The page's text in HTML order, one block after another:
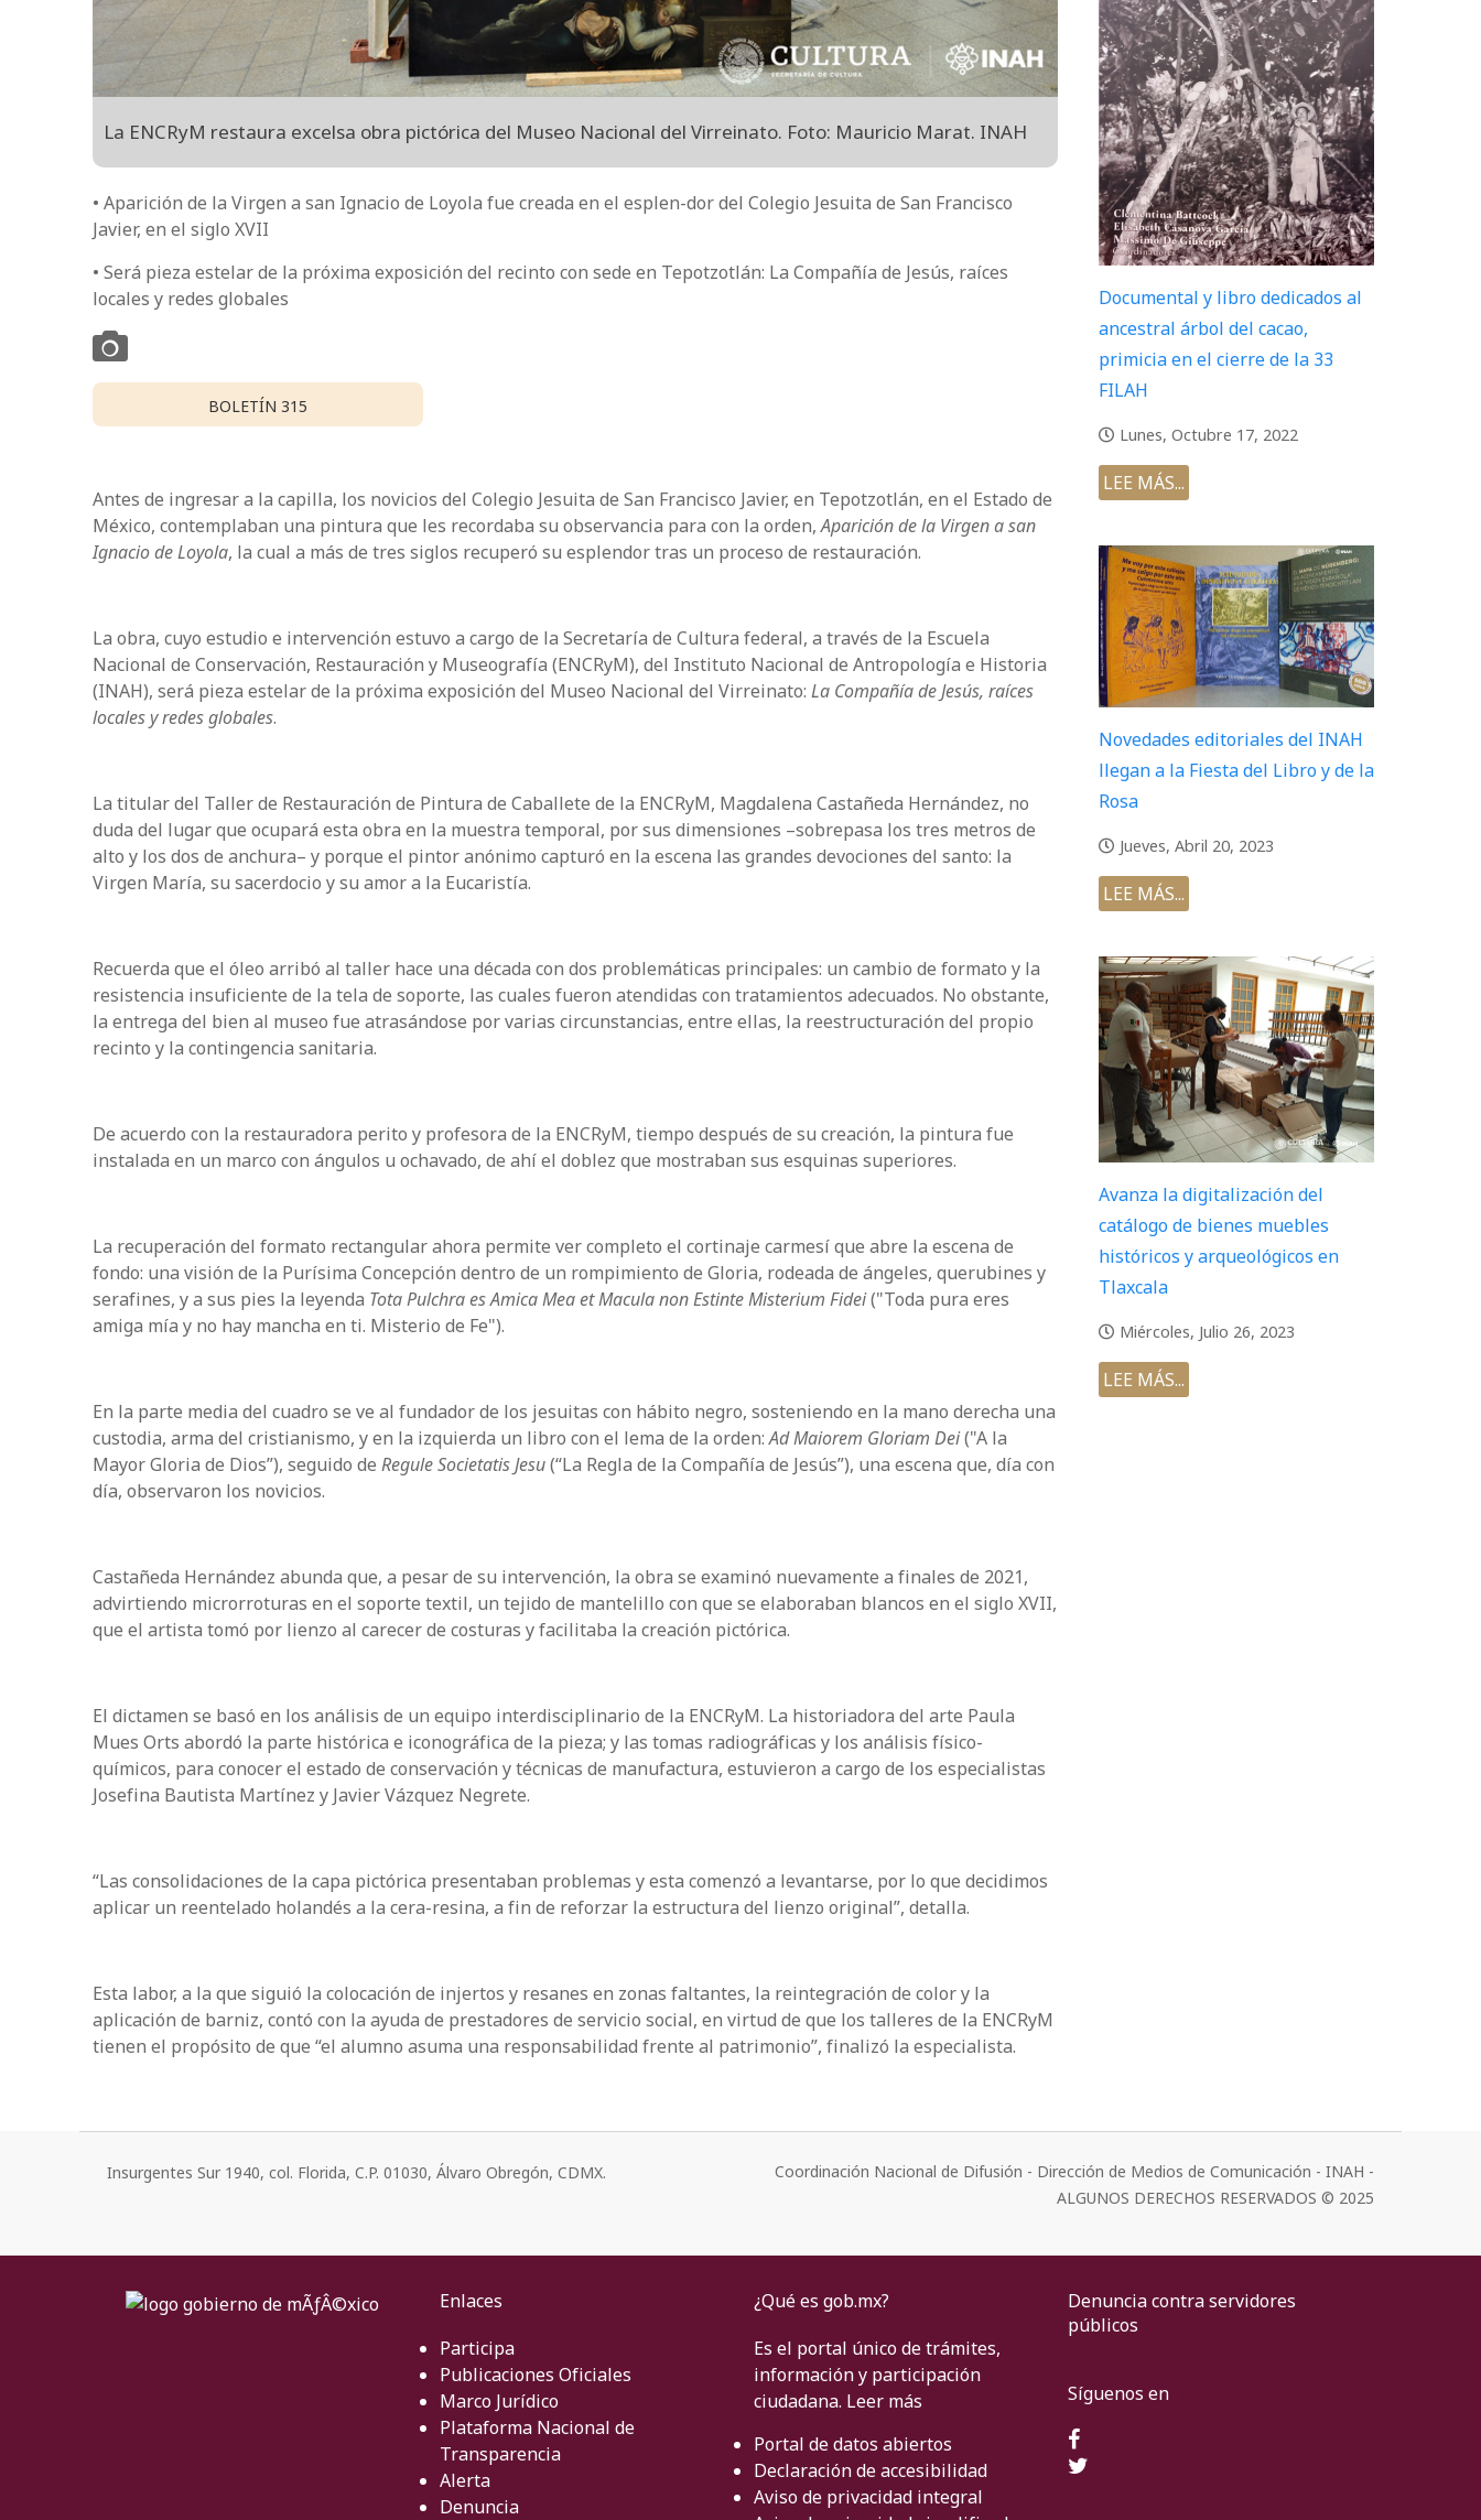
La ENCRyM restaura excelsa obra pictórica del Museo Nacional del Virreinato. Foto: Mauricio Marat. INAH
• Aparición de la Virgen a san Ignacio de Loyola fue creada en el esplen-dor del Colegio Jesuita de San Francisco
Javier, en el siglo XVII
• Será pieza estelar de la próxima exposición del recinto con sede en Tepotzotlán: La Compañía de Jesús, raíces
locales y redes globales
BOLETÍN 315
Antes de ingresar a la capilla, los novicios del Colegio Jesuita de San Francisco Javier, en Tepotzotlán, en el Estado de
México, contemplaban una pintura que les recordaba su observancia para con la orden,Aparición de la Virgen a san
Ignacio de Loyola, la cual a más de tres siglos recuperó su esplendor tras un proceso de restauración.
La obra, cuyo estudio e intervención estuvo a cargo de la Secretaría de Cultura federal, a través de la Escuela
Nacional de Conservación, Restauración y Museografía (ENCRyM), del Instituto Nacional de Antropología e Historia
(INAH), será pieza estelar de la próxima exposición del Museo Nacional del Virreinato: La Compañía de Jesús, raíces
locales y redes globales.
La titular del Taller de Restauración de Pintura de Caballete de la ENCRyM, Magdalena Castañeda Hernández, no
duda del lugar que ocupará esta obra en la muestra temporal, por sus dimensiones –sobrepasa los tres metros de
alto y los dos de anchura– y porque el pintor anónimo capturó en la escena las grandes devociones del santo: la
Virgen María, su sacerdocio y su amor a la Eucaristía.
Recuerda que el óleo arribó al taller hace una década con dos problemáticas principales: un cambio de formato y la
resistencia insuficiente de la tela de soporte, las cuales fueron atendidas con tratamientos adecuados. No obstante,
la entrega del bien al museo fue atrasándose por varias circunstancias, entre ellas, la reestructuración del propio
recinto y la contingencia sanitaria.
De acuerdo con la restauradora perito y profesora de la ENCRyM, tiempo después de su creación, la pintura fue
instalada en un marco con ángulos u ochavado, de ahí el doblez que mostraban sus esquinas superiores.
La recuperación del formato rectangular ahora permite ver completo el cortinaje carmesí que abre la escena de
fondo: una visión de la Purísima Concepción dentro de un rompimiento de Gloria, rodeada de ángeles, querubines y
serafines, y a sus pies la leyenda Tota Pulchra es Amica Mea et Macula non Estinte Misterium Fidei("Toda pura eres
amiga mía y no hay mancha en ti. Misterio de Fe").
En la parte media del cuadro se ve al fundador de los jesuitas con hábito negro, sosteniendo en la mano derecha una
custodia, arma del cristianismo, y en la izquierda un libro con el lema de la orden:Ad Maiorem Gloriam Dei("A la
Mayor Gloria de Dios”), seguido de Regule Societatis Jesu(“La Regla de la Compañía de Jesús”), una escena que, día con
día, observaron los novicios.
Castañeda Hernández abunda que, a pesar de su intervención, la obra se examinó nuevamente a finales de 2021,
advirtiendo microrroturas en el soporte textil, un tejido de mantelillo con que se elaboraban blancos en el siglo XVII,
que el artista tomó por lienzo al carecer de costuras y facilitaba la creación pictórica.
El dictamen se basó en los análisis de un equipo interdisciplinario de la ENCRyM. La historiadora del arte Paula
Mues Orts abordó la parte histórica e iconográfica de la pieza; y las tomas radiográficas y los análisis físico-
químicos, para conocer el estado de conservación y técnicas de manufactura, estuvieron a cargo de los especialistas
Josefina Bautista Martínez y Javier Vázquez Negrete.
“Las consolidaciones de la capa pictórica presentaban problemas y esta comenzó a levantarse, por lo que decidimos
aplicar un reentelado holandés a la cera-resina, a fin de reforzar la estructura del lienzo original”, detalla.
Esta labor, a la que siguió la colocación de injertos y resanes en zonas faltantes, la reintegración de color y la
aplicación de barniz, contó con la ayuda de prestadores de servicio social, en virtud de que los talleres de la ENCRyM
tienen el propósito de que “el alumno asuma una responsabilidad frente al patrimonio”, finalizó la especialista.
Documental y libro dedicados al
ancestral árbol del cacao,
primicia en el cierre de la 33
FILAH
Lunes, Octubre 17, 2022
LEE MÁS...
Novedades editoriales del INAH
llegan a la Fiesta del Libro y de la
Rosa
Jueves, Abril 20, 2023
LEE MÁS...
Avanza la digitalización del
catálogo de bienes muebles
históricos y arqueológicos en
Tlaxcala
Miércoles, Julio 26, 2023
LEE MÁS...
Insurgentes Sur 1940, col. Florida, C.P. 01030, Álvaro Obregón, CDMX.
Coordinación Nacional de Difusión - Dirección de Medios de Comunicación - INAH -
ALGUNOS DERECHOS RESERVADOS © 2025
Enlaces
Participa
Publicaciones Oficiales
Marco Jurídico
Plataforma Nacional de
Transparencia
Alerta
Denuncia
¿Qué es gob.mx?
Es el portal único de trámites,
información y participación
ciudadana. Leer más
Portal de datos abiertos
Declaración de accesibilidad
Aviso de privacidad integral
Denuncia contra servidores
públicos
Síguenos en